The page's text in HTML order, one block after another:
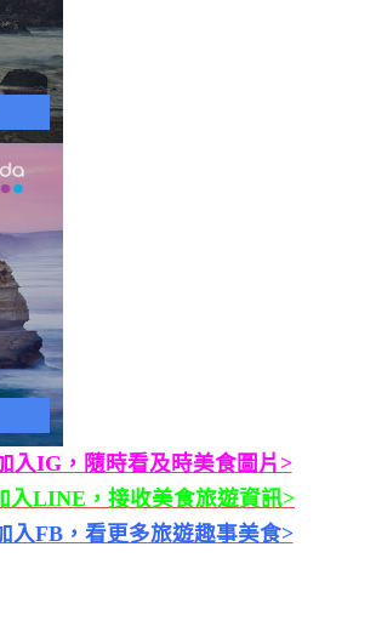
入IG，隨時看及時美食圖片>
入LINE，接收美食旅遊資訊>
入FB，看更多旅遊趣事美食>